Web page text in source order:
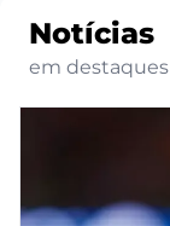
Notícias
em destaques